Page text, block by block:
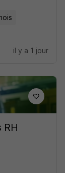
il y a 1 jour
RH